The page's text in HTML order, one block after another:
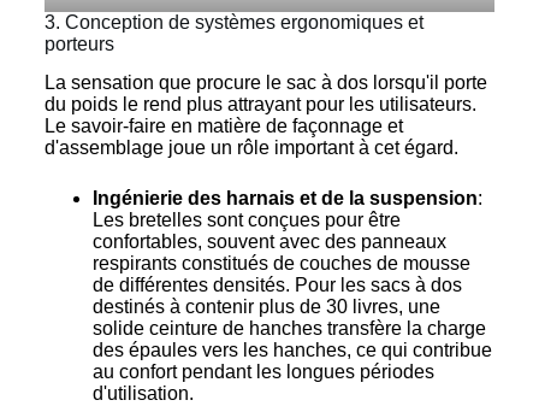
3. Conception de systèmes ergonomiques et
porteurs
La sensation que procure le sac à dos lorsqu'il porte
du poids le rend plus attrayant pour les utilisateurs.
Le savoir-faire en matière de façonnage et
d'assemblage joue un rôle important à cet égard.
Ingénierie des harnais et de la suspension:
Les bretelles sont conçues pour être
confortables, souvent avec des panneaux
respirants constitués de couches de mousse
de différentes densités. Pour les sacs à dos
destinés à contenir plus de 30 livres, une
solide ceinture de hanches transfère la charge
des épaules vers les hanches, ce qui contribue
au confort pendant les longues périodes
d'utilisation.